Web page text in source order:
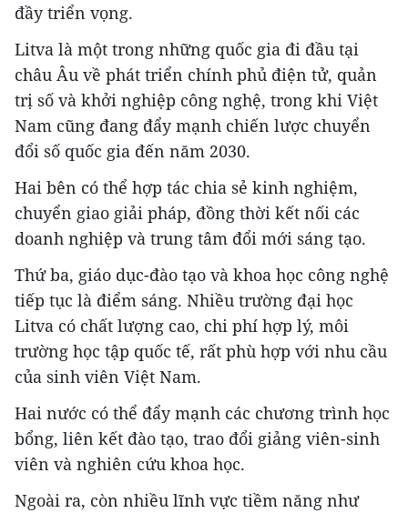
đầy triển vọng.
Litva là một trong những quốc gia đi đầu tại
châu Âu về phát triển chính phủ điện tử, quản
trị số và khởi nghiệp công nghệ, trong khi Việt
Nam cũng đang đẩy mạnh chiến lược chuyển
đổi số quốc gia đến năm 2030.
Hai bên có thể hợp tác chia sẻ kinh nghiệm,
chuyển giao giải pháp, đồng thời kết nối các
doanh nghiệp và trung tâm đổi mới sáng tạo.
Thứ ba, giáo dục-đào tạo và khoa học công nghệ
tiếp tục là điểm sáng. Nhiều trường đại học
Litva có chất lượng cao, chi phí hợp lý, môi
trường học tập quốc tế, rất phù hợp với nhu cầu
của sinh viên Việt Nam.
Hai nước có thể đẩy mạnh các chương trình học
bổng, liên kết đào tạo, trao đổi giảng viên-sinh
viên và nghiên cứu khoa học.
Ngoài ra, còn nhiều lĩnh vực tiềm năng như